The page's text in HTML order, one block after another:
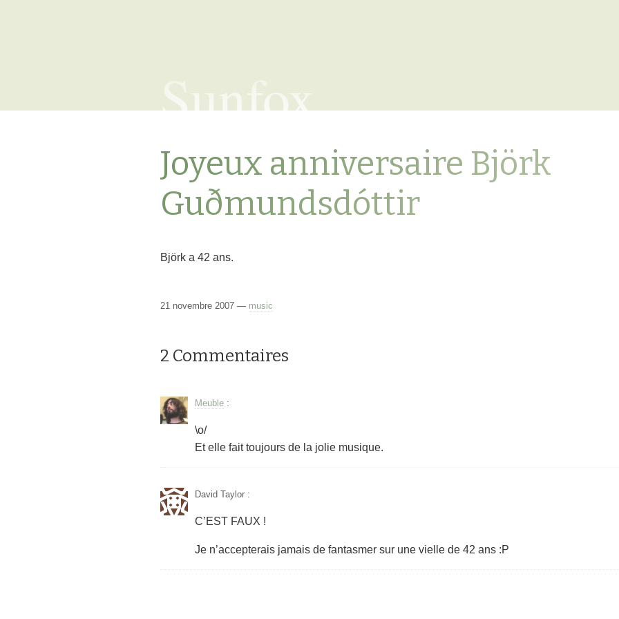
Sunfox
Joyeux anniversaire Björk
Guðmundsdóttir
Björk a 42 ans.
21 novembre 2007 — music
2 Commentaires
Meuble :
\o/
Et elle fait toujours de la jolie musique.
David Taylor :
C’EST FAUX !
Je n’accepterais jamais de fantasmer sur une vielle de 42 ans :P